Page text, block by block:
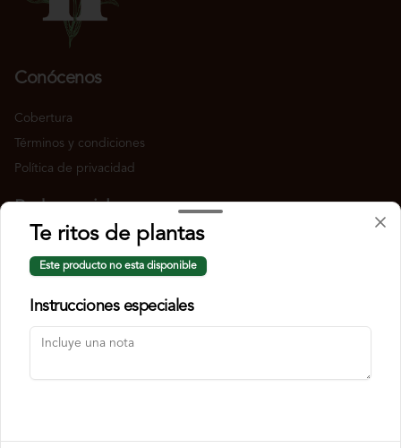
Conócenos
Cobertura
Términos y condiciones
Política de privacidad
Redes sociales
Facebook
Iniciar sesión
Te ritos de plantas
Este producto no esta disponible
Instrucciones especiales